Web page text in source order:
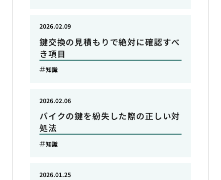
鍵交換の見積もりで絶対に確認すべ
き項目
2026.02.09
知識
バイクの鍵を紛失した際の正しい対
処法
2026.02.06
知識
2026.01.25